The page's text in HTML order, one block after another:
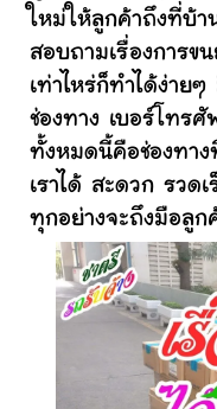
ใหม่ให้ลูกค้าถึงที่บ้า
สอบถามเรื่องการข
เท่าไหร่ก็ทำได้ง่าย
ช่องทาง เบอร์โทร
ทั้งหมดนี้คือช่องทา
เราได้ สะดวก รวด
ทุกอย่างจะถึงมือลู